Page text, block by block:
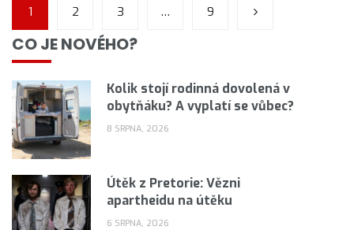
1 2 3 … 9
CO JE NOVÉHO?
Kolik stojí rodinná dovolená v
obytňáku? A vyplatí se vůbec?
8 SRPNA, 2026
Útěk z Pretorie: Vězni
apartheidu na útěku
6 SRPNA, 2026